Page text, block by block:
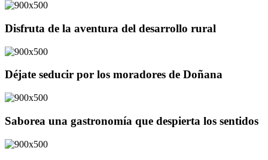
Disfruta de la aventura del desarrollo rural
Déjate seducir por los moradores de Doñana
Saborea una gastronomía que despierta los sentidos